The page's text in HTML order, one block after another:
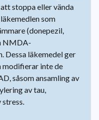
stoppa eller vända
som
(donepezil,
NMDA-
Dessa läkemedel ger
inte de
såsom ansamling av
av tau,